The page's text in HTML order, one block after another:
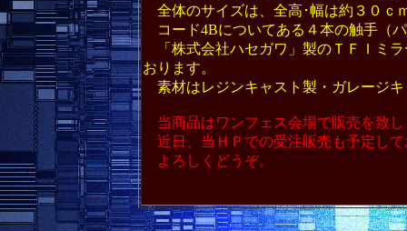
全体のサイズは、全高･幅は約３０ｃ
コード4Bについてある４本の触手（
「株式会社ハセガワ」製のＴＦＩミ
おります。
素材はレジンキャスト製・ガレージ
当商品はワンフェス会場で販売を致
近日、当ＨＰでの受注販売も予定して
よろしくどうぞ。